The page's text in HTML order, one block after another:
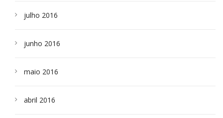
julho 2016
junho 2016
maio 2016
abril 2016